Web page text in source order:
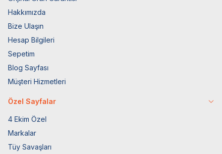
Hakkımızda
Bize Ulaşın
Hesap Bilgileri
Sepetim
Blog Sayfası
Müşteri Hizmetleri
Özel Sayfalar
4 Ekim Özel
Markalar
Tüy Savaşları